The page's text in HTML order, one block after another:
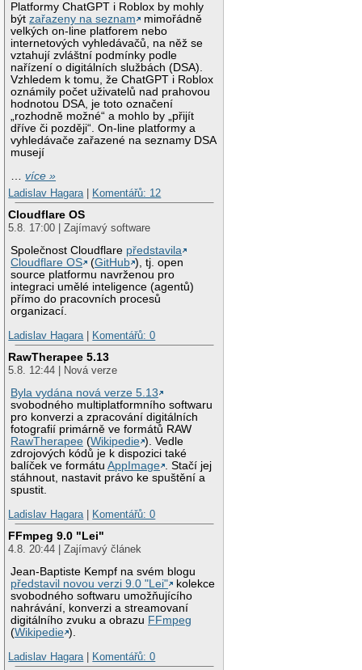
Platformy ChatGPT i Roblox by mohly
býtzařazeny na seznam
mimořádně
velkých on-line platforem nebo
internetových vyhledávačů, na něž se
vztahují zvláštní podmínky podle
nařízení o digitálních službách (DSA).
Vzhledem k tomu, že ChatGPT i Roblox
oznámily počet uživatelů nad prahovou
hodnotou DSA, je toto označení
„rozhodně možné“ a mohlo by „přijít
dříve či později“. On-line platformy a
vyhledávače zařazené na seznamy DSA
musejí
…více »
Ladislav Hagara| Komentářů: 12
Cloudflare OS
5.8. 17:00 | Zajímavý software
Společnost Cloudflare představila
Cloudflare OS
(GitHub ), tj. open
source platformu navrženou pro
integraci umělé inteligence (agentů)
přímo do pracovních procesů
organizací.
Ladislav Hagara| Komentářů: 0
RawTherapee 5.13
5.8. 12:44 | Nová verze
Byla vydána nová verze 5.13
svobodného multiplatformního softwaru
pro konverzi a zpracování digitálních
fotografií primárně ve formátů RAW
RawTherapee (Wikipedie ). Vedle
zdrojových kódů je k dispozici také
balíček ve formátuAppImage . Stačí jej
stáhnout, nastavit právo ke spuštění a
spustit.
Ladislav Hagara| Komentářů: 0
FFmpeg 9.0 "Lei"
4.8. 20:44 | Zajímavý článek
Jean-Baptiste Kempf na svém blogu
představil novou verzi 9.0 "Lei"
kolekce
svobodného softwaru umožňujícího
nahrávání, konverzi a streamovaní
digitálního zvuku a obrazu FFmpeg
(Wikipedie ).
Ladislav Hagara| Komentářů: 0